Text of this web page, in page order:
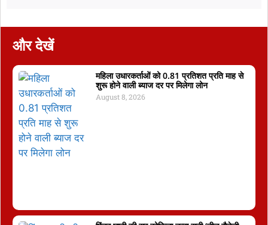
और देखें
महिला उधारकर्ताओं को 0.81 प्रतिशत प्रति माह से
शुरू होने वाली ब्याज दर पर मिलेगा लोन
August 8, 2026